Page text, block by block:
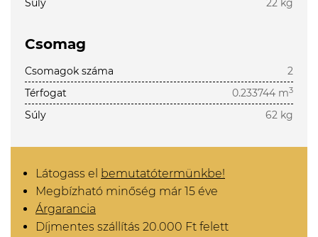
Súly
22 kg
Csomag
Csomagok száma
2
Térfogat
0.233744 m3
Súly 62 kg
Látogass el bemutatótermünkbe!
Megbízható minőség már 15 éve
Árgarancia
Díjmentes szállítás 20.000 Ft felett